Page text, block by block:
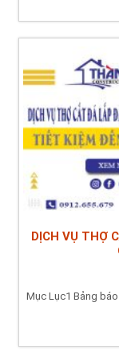
DỊCH VỤ THỢ
Mục Lục1 Bảng